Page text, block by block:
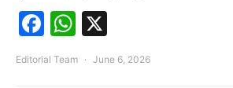
Facebook
WhatsApp
Editorial Team June 6, 2026